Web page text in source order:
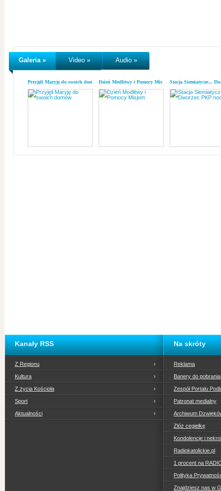
Galeria » Video » Audio »
Przyjęli Maryję do swoich domówDzień Modlitwy i Pomocy MisjomStacja Siemiatycze...
Kanały RSS
Z Regionu
Kultura
Z życia Kościoła
Sport
Aktualności
Na skróty
Reklama
Banery do pobrania
Zespół Portalu
Patronat medialny
Archiwum
Złóż cegiełkę
Kondolencje i
Radiokatolickie.pl
1 procent na
Polityka
Znajdziesz nas w